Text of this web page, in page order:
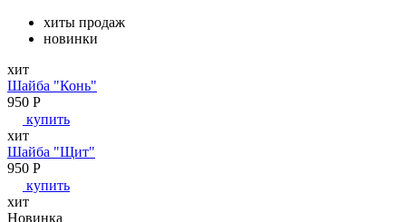
хиты продаж
новинки
хит
Шайба "Конь"
950 P
купить
хит
Шайба "Щит"
950 P
купить
хит
Новинка